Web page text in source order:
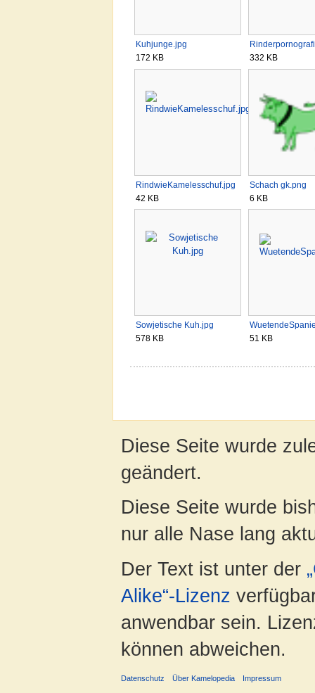
Kuhjunge.jpg
172 KB
332 KB
RindwieKamelesschuf.jpg
42 KB
Schach gk.png
6 KB
Sowjetische Kuh.jpg
578 KB
51 KB
Diese Seite wurde
geändert.
Diese Seite wurde
nur alle Nase lang
Der Text ist unter der
Alike“-Lizenz
anwendbar sein.
können abweichen.
Datenschutz Über Kamelopedia Impressum